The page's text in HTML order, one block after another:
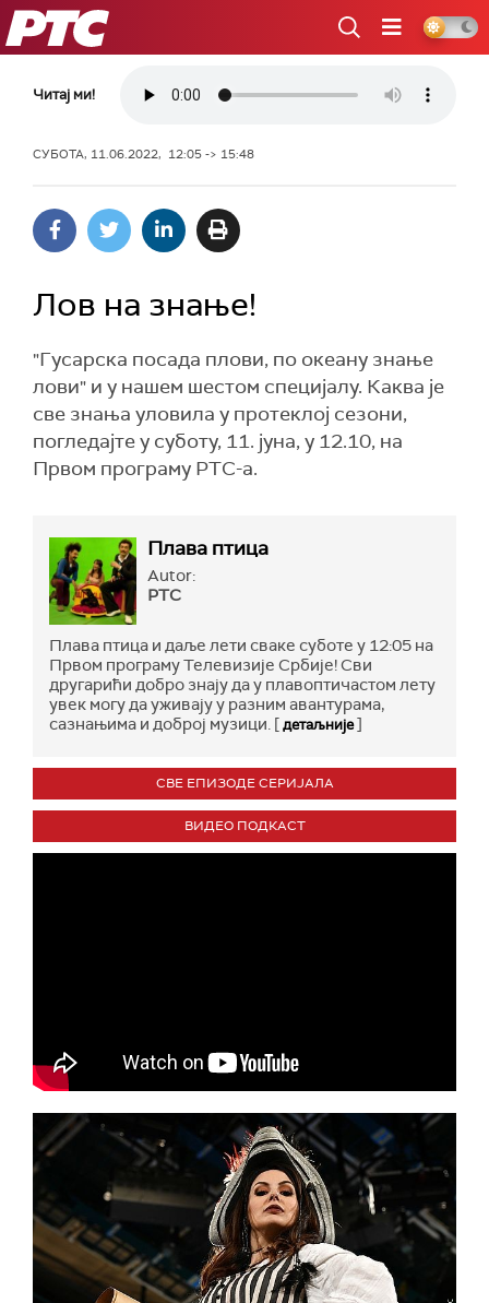
РТС
Читај ми!
СУБОТА, 11.06.2022, 12:05 -> 15:48
Лов на знање!
"Гусарска посада плови, по океану знање
лови" и у нашем шестом специјалу. Каква је
све знања уловила у протеклој сезони,
погледајте у суботу, 11. јуна, у 12.10, на
Првом програму РТС-а.
Плава птица
Autor:
РТС
Плава птица и даље лети сваке суботе у 12:05 на
Првом програму Телевизије Србије! Сви
другарићи добро знају да у плавоптичастом лету
увек могу да уживају у разним авантурама,
сазнањима и доброј музици. [детаљније]
СВЕ ЕПИЗОДЕ СЕРИЈАЛА
ВИДЕО ПОДКАСТ